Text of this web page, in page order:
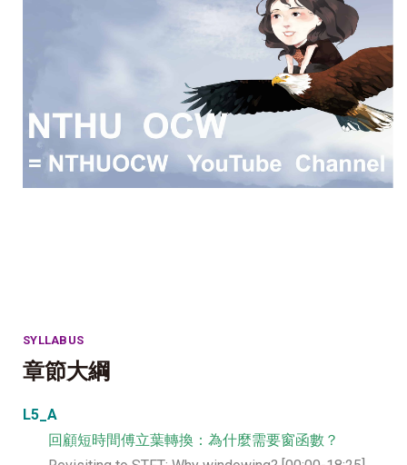
SYLLABUS
章節大綱
L5_A
回顧短時間傅立葉轉換：為什麼需要窗函數？